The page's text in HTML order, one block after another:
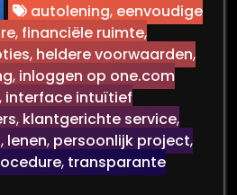
autolening, eenvoudige
, financiële ruimte,
, heldere voorwaarden,
, inloggen op one.com
, interface intuïtief
, klantgerichte service,
, lenen, persoonlijk project,
, transparante